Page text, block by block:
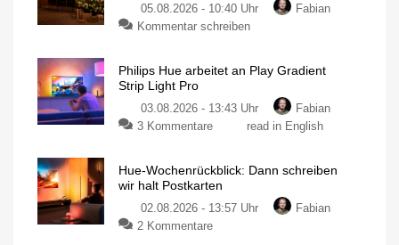
05.08.2026 - 10:40 Uhr
Fabian
Kommentar schreiben
Philips Hue arbeitet an Play Gradient
Strip Light Pro
03.08.2026 - 13:43 Uhr
Fabian
3 Kommentare
read in English
Hue-Wochenrückblick: Dann schreiben
wir halt Postkarten
02.08.2026 - 13:57 Uhr
Fabian
2 Kommentare